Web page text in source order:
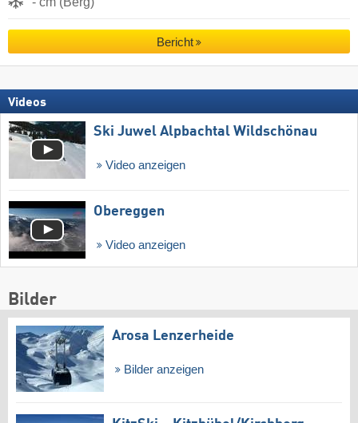
Bericht
Videos
Ski Juwel Alpbachtal Wildschönau
Video anzeigen
Obereggen
Video anzeigen
Bilder
Arosa Lenzerheide
Bilder anzeigen